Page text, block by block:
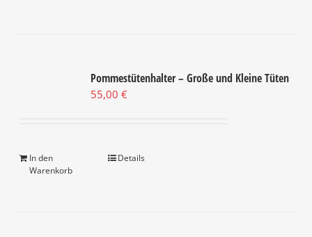
Pommestütenhalter – Große und Kleine Tüten
55,00€
In den
Warenkorb
Details